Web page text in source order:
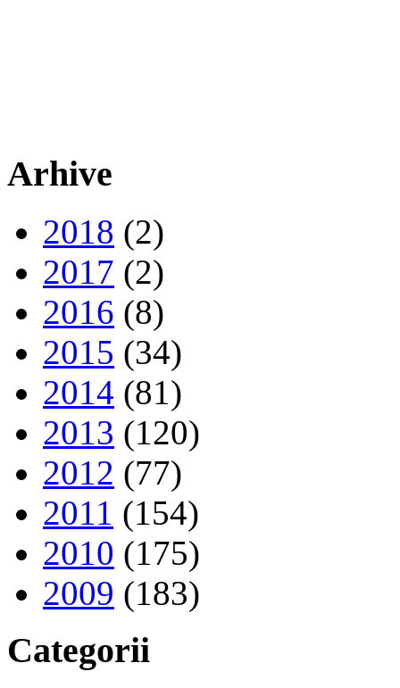
Arhive
2018 (2)
2017 (2)
2016 (8)
2015 (34)
2014 (81)
2013 (120)
2012 (77)
2011 (154)
2010 (175)
2009 (183)
Categorii